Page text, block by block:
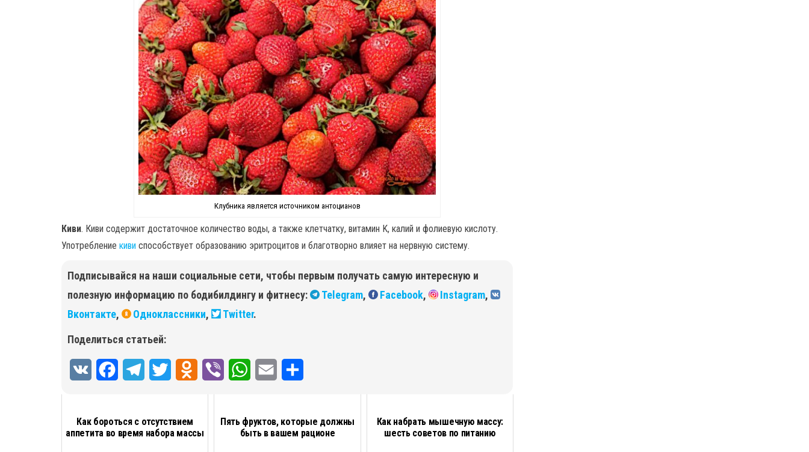
Клубника является источником антоцианов
Киви. Киви содержит достаточное количество воды, а также клетчатку, витамин K, калий и фолиевую кислоту.
Употребление киви способствует образованию эритроцитов и благотворно влияет на нервную систему.
Подписывайся на наши социальные сети, чтобы первым получать самую интересную и
полезную информацию по бодибилдингу и фитнесу:
Telegram, Facebook, Instagram,
Вконтакте, Одноклассники, Twitter.
Поделиться статьей:
e
e
t
o
t
i
р
Как бороться с отсутствием
аппетита во время набора массы
Пять фруктов, которые должны
быть в вашем рационе
Как набрать мышечную массу:
шесть советов по питанию